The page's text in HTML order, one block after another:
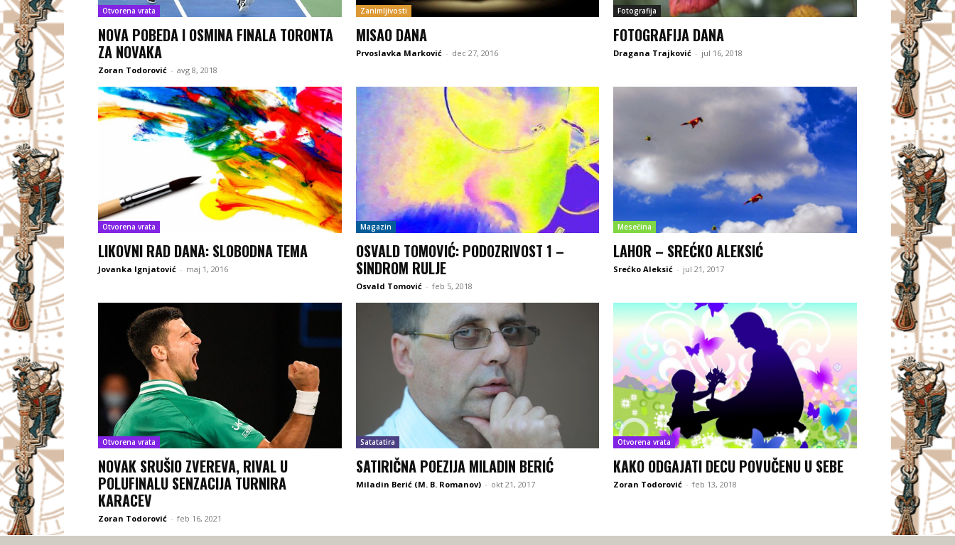
Otvorena vrata
NOVA POBEDA I OSMINA FINALA TORONTA
ZA NOVAKA
Zoran Todorović - avg 8, 2018
Zanimljivosti
MISAO DANA
Prvoslavka Marković - dec 27, 2016
Fotografija
FOTOGRAFIJA DANA
Dragana Trajković - jul 16, 2018
Otvorena vrata
LIKOVNI RAD DANA: SLOBODNA TEMA
Jovanka Ignjatović - maj 1, 2016
Magazin
OSVALD TOMOVIĆ: PODOZRIVOST 1 –
SINDROM RULJE
Osvald Tomović - feb 5, 2018
Mesečina
LAHOR – SREĆKO ALEKSIĆ
Srećko Aleksić - jul 21, 2017
Otvorena vrata
NOVAK SRUŠIO ZVEREVA, RIVAL U
POLUFINALU SENZACIJA TURNIRA
KARACEV
Zoran Todorović - feb 16, 2021
Satatatira
SATIRIČNA POEZIJA MILADIN BERIĆ
Miladin Berić (M. B. Romanov) - okt 21, 2017
Otvorena vrata
KAKO ODGAJATI DECU POVUČENU U SEBE
Zoran Todorović - feb 13, 2018